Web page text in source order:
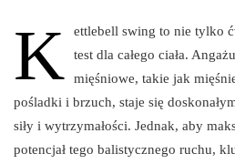
K
ettlebell swing to nie tylko
test dla całego ciała.
mięśniowe, takie jak
pośladki i brzuch, staje się
siły i wytrzymałości. Jednak, aby
potencjał tego balistycznego ruchu,